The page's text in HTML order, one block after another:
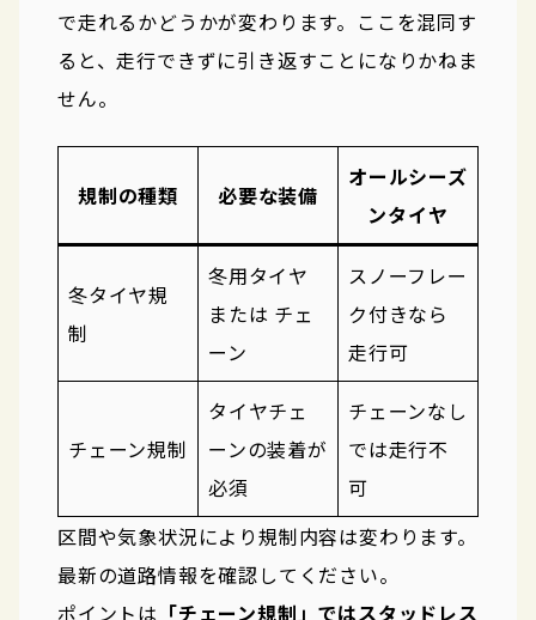
で走れるかどうかが変わります。ここを混同す
ると、走行できずに引き返すことになりかねま
せん。
規制の種類 必要な装備
オールシーズ
ンタイヤ
冬タイヤ規
制
冬用タイヤ
または チェ
ーン
スノーフレー
ク付きなら
走行可
チェーン規制
タイヤチェ
ーンの装着が
必須
チェーンなし
では走行不
可
区間や気象状況により規制内容は変わります。
最新の道路情報を確認してください。
ポイントは 「チェーン規制」ではスタッドレス